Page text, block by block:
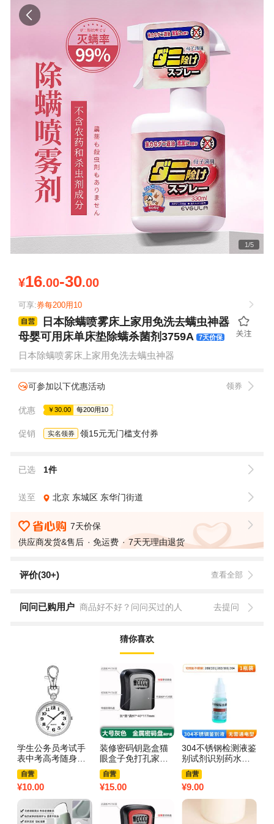
1/5
¥16.00-30.00
可享:券每200用10
日本除螨喷雾床上家用免洗去螨虫神器
母婴可用床单床垫除螨杀菌剂3759A 7天价保
日本除螨喷雾床上家用免洗去螨虫神器
可参加以下优惠活动 领券
优惠 ￥30.00 每200用10
促销 实名领券 领15元无门槛支付券
已选 1件
送至 北京 东城区 东华门街道
7天价保
供应商发货&售后
免运费 7天无理由退货
评价(30+) 查看全部
问问已购用户 商品好不好？问问买过的人 去提问
猜你喜欢
学生公务员考试手
表中考高考随身指
针小怀表石英表钥
匙扣3759Z 银色
【便携准时-老师推
荐】
自营
¥10.00
装修密码钥匙盒猫
眼盒子免打孔家用
门锁钥匙收纳箱壁
挂式3759Z 灰色大
号【金属表盘】带
自营
¥15.00
304不锈钢检测液鉴
别试剂识别药水锰
含量316测试鉴定剂
甲醛不绣钢3759Z
不锈钢检测液1瓶
【无需通电】
自营
¥9.00